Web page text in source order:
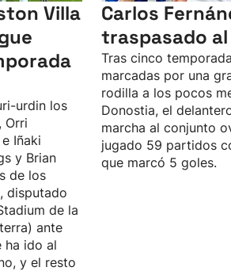
Villa
urdin los
Orri
Iñaki
y Brian
de los
disputado
de la
ante
ha ido al
y el resto
Carlos
traspasado al
Tras cinco
marcadas por una
rodilla a los pocos
Donostia, el
marcha al conjunto
jugado 59 partidos
que marcó 5 goles.